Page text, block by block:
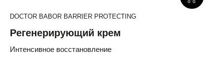
DOCTOR BABOR BARRIER PROTECTING
Регенерирующий крем
Интенсивное восстановление